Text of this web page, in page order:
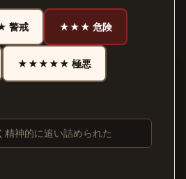
警戒 ★★★ 危険
★★★★★ 極悪